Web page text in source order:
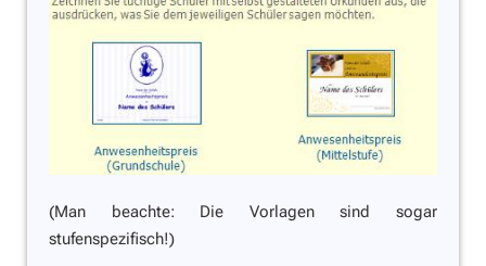
(Man beachte: Die Vorlagen sind sogar
stufenspezifisch!)